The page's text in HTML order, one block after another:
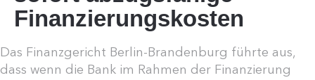
Finanzierungskosten
Das Finanzgericht Berlin-Brandenburg führte aus,
dass wenn die Bank im Rahmen der Finanzierung